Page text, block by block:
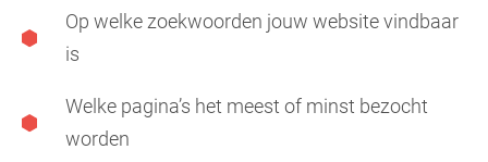
Op welke zoekwoorden jouw website vindbaar
is
Welke pagina’s het meest of minst bezocht
worden